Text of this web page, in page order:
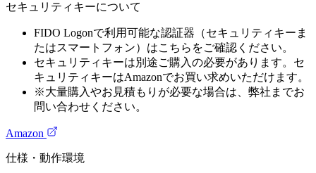
セキュリティキーについて
FIDO Logonで利用可能な認証器（セキュリティキーま
たはスマートフォン）はこちらをご確認ください。
セキュリティキーは別途ご購入の必要があります。セ
キュリティキーはAmazonでお買い求めいただけます。
※大量購入やお見積もりが必要な場合は、弊社までお
問い合わせください。
Amazon
仕様・動作環境